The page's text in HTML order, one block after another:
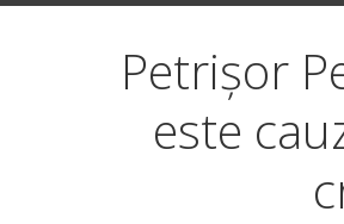
Petrișor
este